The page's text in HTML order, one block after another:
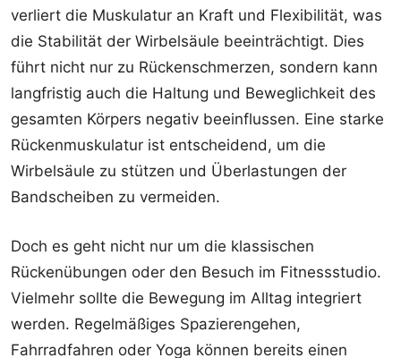
verliert die Muskulatur an Kraft und Flexibilität, was
die Stabilität der Wirbelsäule beeinträchtigt. Dies
führt nicht nur zu Rückenschmerzen, sondern kann
langfristig auch die Haltung und Beweglichkeit des
gesamten Körpers negativ beeinflussen. Eine starke
Rückenmuskulatur ist entscheidend, um die
Wirbelsäule zu stützen und Überlastungen der
Bandscheiben zu vermeiden.
Doch es geht nicht nur um die klassischen
Rückenübungen oder den Besuch im Fitnessstudio.
Vielmehr sollte die Bewegung im Alltag integriert
werden. Regelmäßiges Spazierengehen,
Fahrradfahren oder Yoga können bereits einen